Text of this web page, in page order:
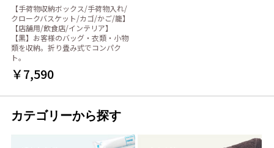
【手荷物収納ボックス/手荷物入れ/
クロークバスケット/カゴ/かご/籠】
【店舗用/飲食店/インテリア】
【黒】お客様のバッグ・衣類・小物
類を収納。折り畳み式でコンパク
ト。
￥7,590
カテゴリーから探す